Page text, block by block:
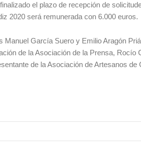
el plazo de recepción de
2020 será remunerada con 6.000 euros.
García Suero y Emilio Aragón
de la Asociación de la Prensa, Rocío
de la Asociación de Artesanos